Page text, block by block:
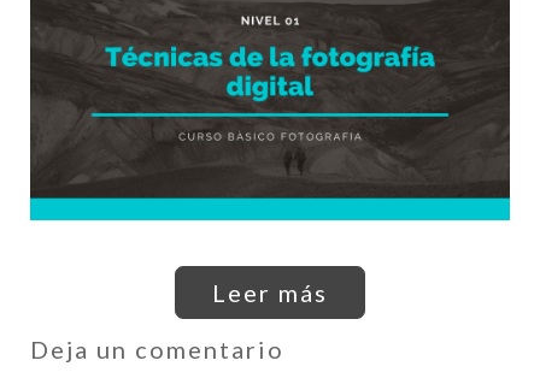
Leer más
Deja un comentario